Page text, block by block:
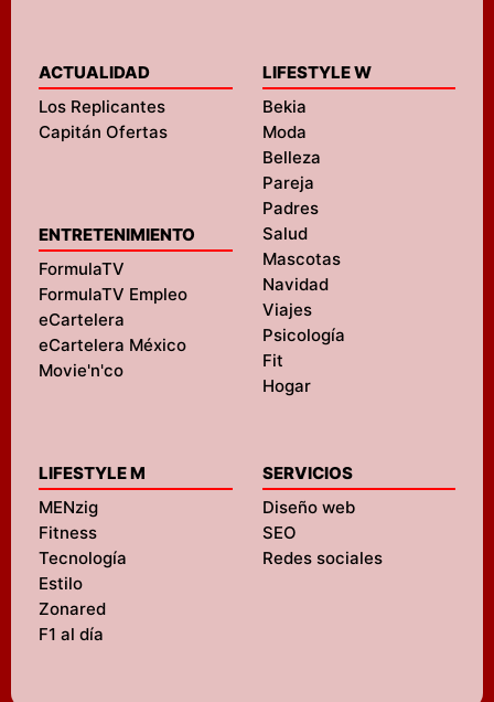
ACTUALIDAD
Los Replicantes
Capitán Ofertas
ENTRETENIMIENTO
FormulaTV
FormulaTV Empleo
eCartelera
eCartelera México
Movie'n'co
LIFESTYLE W
Bekia
Moda
Belleza
Pareja
Padres
Salud
Mascotas
Navidad
Viajes
Psicología
Fit
Hogar
LIFESTYLE M
MENzig
Fitness
Tecnología
Estilo
Zonared
F1 al día
SERVICIOS
Diseño web
SEO
Redes sociales